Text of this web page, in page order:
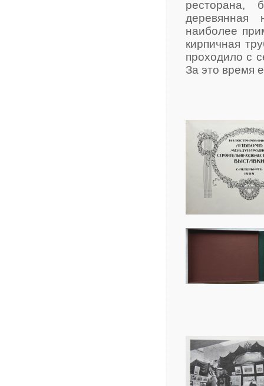
ресторана,
деревянная
наиболее
кирпичная
проходило с
За это время